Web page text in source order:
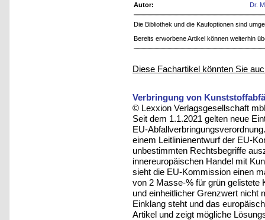
Autor:
Dr.
Die Bibliothek und die Kaufoptionen sind
Bereits erworbene Artikel können weiterhin
Diese Fachartikel könnten Sie
Verbringung von
© Lexxion Verlagsgesellschaft
Seit dem 1.1.2021 gelten neue
EU-
einem Leitlinienentwurf der EU-
unbestimmten Rechtsbegriffe
innereuropäischen Handel mit
sieht die EU-Kommission einen
von 2 Masse-% für grün gelistete
und einheitlicher Grenzwert nicht
Einklang steht und das
Artikel und zeigt mögliche